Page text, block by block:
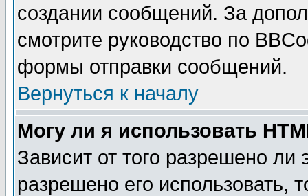
создании сообщений. За
смотрите руководство по
формы отправки сообщений.
Вернуться к началу
Могу ли я использовать
Зависит от того разрешено
разрешено его использовать,